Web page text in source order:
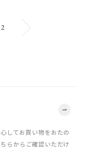
2
してお買い物をおたの
らからご確認いただけ